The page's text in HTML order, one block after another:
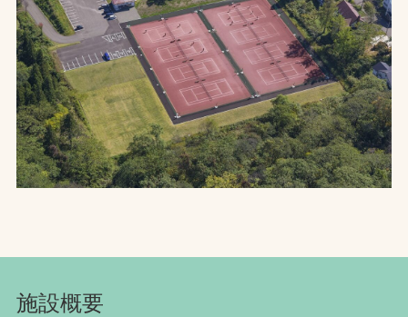
お取引先の皆様へ
プライバシーポリシー
ソーシャルメディアポリシー
Instagram
FacebookYouTube
施設概要